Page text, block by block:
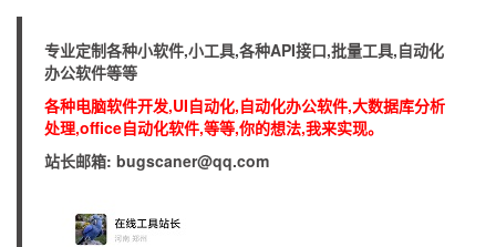
专业定制各种小软件,小工具,各种API接口,批量工具,自动化
办公软件等等
各种电脑软件开发,UI自动化,自动化办公软件,大数据库分析
处理,office自动化软件,等等,你的想法,我来实现。
站长邮箱: bugscaner@qq.com